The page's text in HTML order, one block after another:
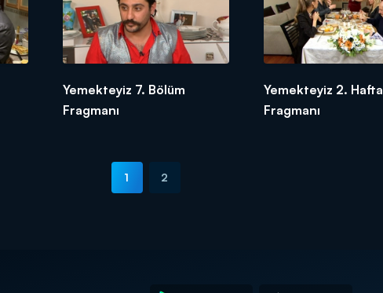
Yemekteyiz 7. Bölüm
Fragmanı
Yemekteyiz 2. Hafta
Fragmanı
1 2